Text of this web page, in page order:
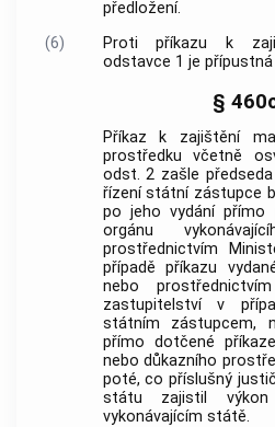
předložení.
(6)
Proti příkazu k
odstavce 1 je
§
Příkaz k zajištění
prostředku včetně
odst. 2 zašle
řízení státní zástupce
po jeho vydání přímo
orgánu
prostřednictvím
případě příkazu
nebo
zastupitelství v
státním zástupcem,
přímo dotčené
nebo důkazního
poté, co příslušný
státu zajistil
vykonávajícím státě.